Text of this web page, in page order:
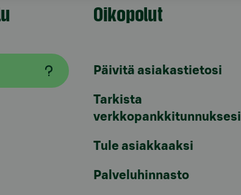
Oikopolut
Päivitä asiakastietosi
Tarkista
verkkopankkitunnuksesi
Tule asiakkaaksi
Palveluhinnasto